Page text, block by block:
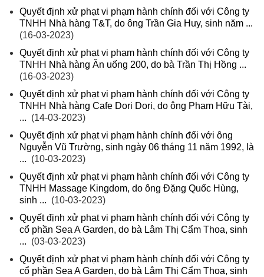
Quyết định xử phạt vi phạm hành chính đối với Công ty
TNHH Nhà hàng T&T, do ông Trần Gia Huy, sinh năm ...
(16-03-2023)
Quyết định xử phạt vi phạm hành chính đối với Công ty
TNHH Nhà hàng Ăn uống 200, do bà Trần Thị Hồng ...
(16-03-2023)
Quyết định xử phạt vi phạm hành chính đối với Công ty
TNHH Nhà hàng Cafe Dori Dori, do ông Phạm Hữu Tài,
... (14-03-2023)
Quyết định xử phạt vi phạm hành chính đối với ông
Nguyễn Vũ Trường, sinh ngày 06 tháng 11 năm 1992, là
... (10-03-2023)
Quyết định xử phạt vi phạm hành chính đối với Công ty
TNHH Massage Kingdom, do ông Đặng Quốc Hùng,
sinh ... (10-03-2023)
Quyết định xử phạt vi phạm hành chính đối với Công ty
cổ phần Sea A Garden, do bà Lâm Thị Cẩm Thoa, sinh
... (03-03-2023)
Quyết định xử phạt vi phạm hành chính đối với Công ty
cổ phần Sea A Garden, do bà Lâm Thị Cẩm Thoa, sinh